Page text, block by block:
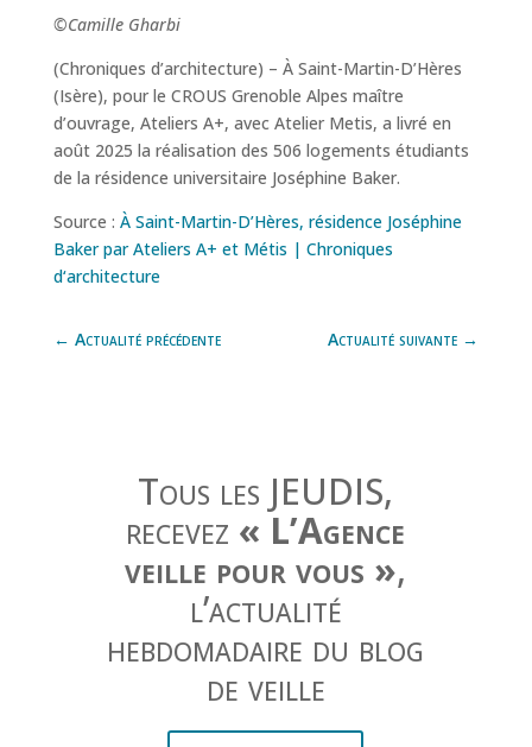
©Camille Gharbi
(Chroniques d’architecture) – À Saint-Martin-D’Hères
(Isère), pour le CROUS Grenoble Alpes maître
d’ouvrage, Ateliers A+, avec Atelier Metis, a livré en
août 2025 la réalisation des 506 logements étudiants
de la résidence universitaire Joséphine Baker.
Source : À Saint-Martin-D’Hères, résidence Joséphine
Baker par Ateliers A+ et Métis | Chroniques
d‘architecture
← Actualité précédente Actualité suivante →
Tous les JEUDIS,
recevez « L’Agence
veille pour vous »,
l’actualité
hebdomadaire du blog
de veille